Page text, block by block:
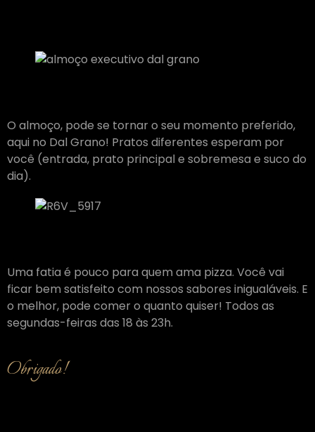
O almoço, pode se tornar o seu momento preferido,
aqui no Dal Grano! Pratos diferentes esperam por
você (entrada, prato principal e sobremesa e suco do
dia).
Uma fatia é pouco para quem ama pizza. Você vai
ficar bem satisfeito com nossos sabores inigualáveis. E
o melhor, pode comer o quanto quiser! Todos as
segundas-feiras das 18 às 23h.
Obrigado!